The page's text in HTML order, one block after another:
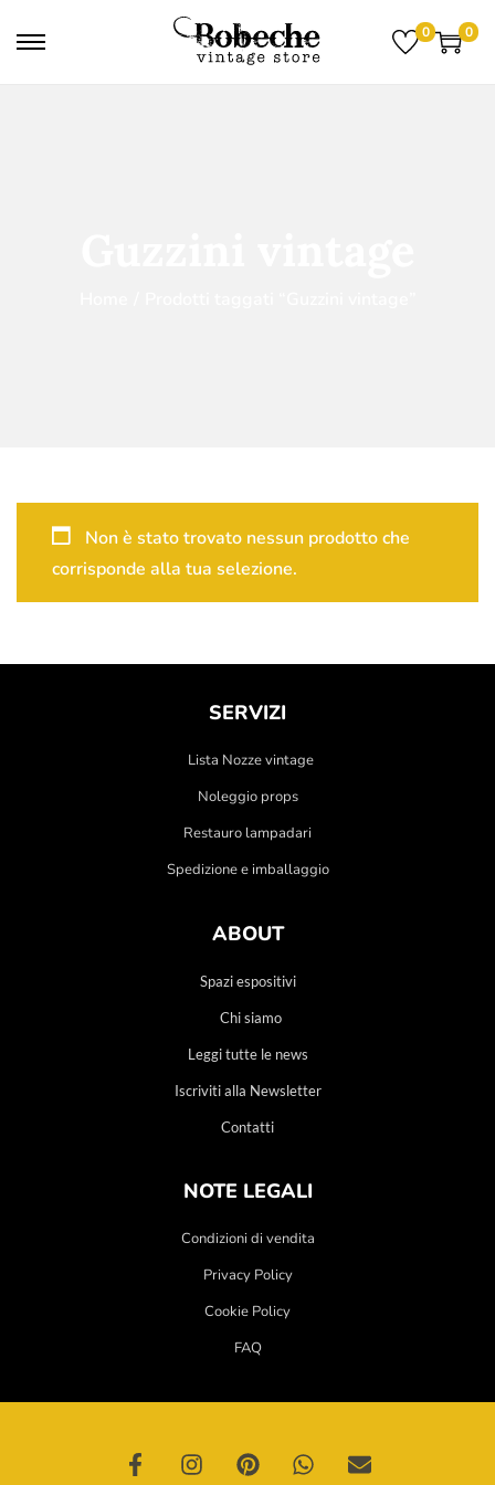
0 0
Non è stato trovato nessun prodotto che
corrisponde alla tua selezione.
SERVIZI
Lista Nozze vintage
Noleggio props
Restauro lampadari
Spedizione e imballaggio
ABOUT
Spazi espositivi
Chi siamo
Leggi tutte le news
Iscriviti alla Newsletter
Contatti
NOTE LEGALI
Condizioni di vendita
Privacy Policy
Cookie Policy
FAQ